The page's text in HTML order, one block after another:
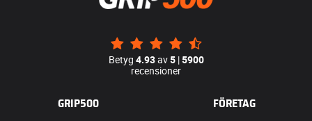
Betyg 4.93av5|5900
recensioner
GRIP500 FÖRETAG